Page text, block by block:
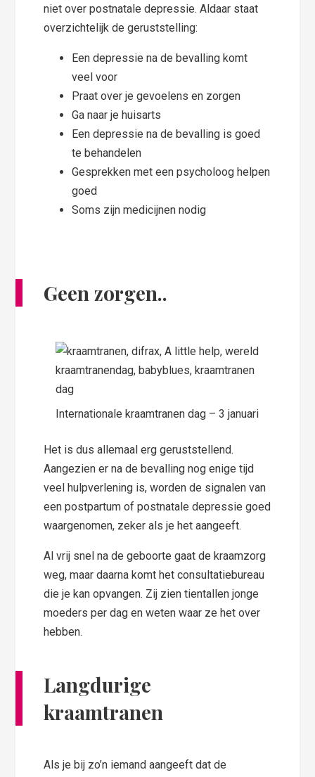
niet over postnatale depressie. Aldaar staat
overzichtelijk de geruststelling:
Een depressie na de bevalling komt
veel voor
Praat over je gevoelens en zorgen
Ga naar je huisarts
Een depressie na de bevalling is goed
te behandelen
Gesprekken met een psycholoog helpen
goed
Soms zijn medicijnen nodig
Geen zorgen..
Internationale kraamtranen dag – 3 januari
Het is dus allemaal erg geruststellend.
Aangezien er na de bevalling nog enige tijd
veel hulpverlening is, worden de signalen van
een postpartum of postnatale depressie goed
waargenomen, zeker als je het aangeeft.
Al vrij snel na de geboorte gaat de kraamzorg
weg, maar daarna komt het consultatiebureau
die je kan opvangen. Zij zien tientallen jonge
moeders per dag en weten waar ze het over
hebben.
Langdurige
kraamtranen
Als je bij zo’n iemand aangeeft dat de